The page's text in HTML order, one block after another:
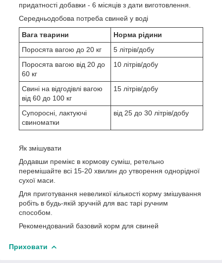
придатності добавки - 6 місяців з дати виготовлення.
Середньодобова потреба свиней у воді
Вага тварини
Норма рідини
Поросята вагою до 20 кг
5 літрів/добу
Поросята вагою від 20 до
60 кг
10 літрів/добу
Свині на відгодівлі вагою
від 60 до 100 кг
15 літрів/добу
Супоросні, лактуючі
свиноматки
від 25 до 30 літрів/добу
Як змішувати
Додавши премікс в кормову суміш, ретельно
перемішайте всі 15-20 хвилин до утворення однорідної
сухої маси.
Для приготування невеликої кількості корму змішування
робіть в будь-якій зручній для вас тарі ручним
способом.
Рекомендований базовий корм для свиней
Приховати